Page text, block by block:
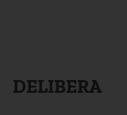
DELIBERA